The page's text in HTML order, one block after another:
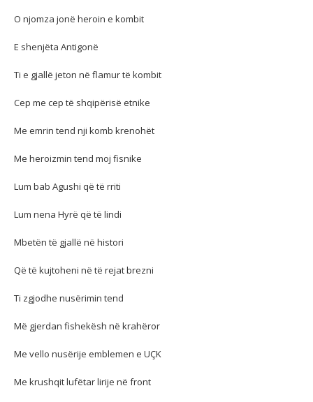
O njomza jonë heroin e kombit
E shenjëta Antigonë
Ti e gjallë jeton në flamur të kombit
Cep me cep të shqipërisë etnike
Me emrin tend nji komb krenohët
Me heroizmin tend moj fisnike
Lum bab Agushi që të rriti
Lum nena Hyrë që të lindi
Mbetën të gjallë në histori
Që të kujtoheni në të rejat brezni
Ti zgjodhe nusërimin tend
Më gjerdan fishekësh në krahëror
Me vello nusërije emblemen e UÇK
Me krushqit lufëtar lirije në front